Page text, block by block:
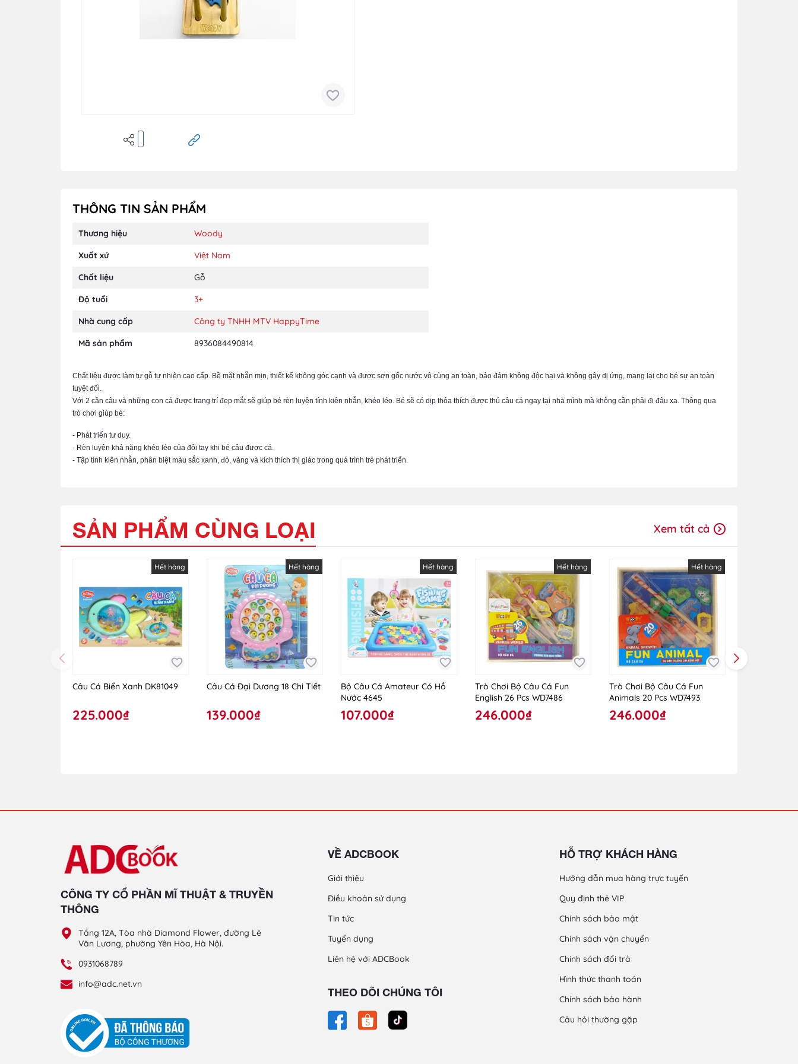
THÔNG TIN SẢN PHẨM
Thương hiệu Woody
Xuất xứ Việt Nam
Chất liệu Gỗ
Độ tuổi 3+
Nhà cung cấp Công ty TNHH MTV HappyTime
Mã sản phẩm 8936084490814
Chất liệu được làm tự gỗ tự nhiện cao cấp. Bề mặt nhẵn mịn, thiết kế không góc cạnh và được sơn gốc nước vô cùng an toàn, bảo đảm không độc hại và không gây dị ứng, mang lại cho bé sự an toàn
tuyệt đối.
Với 2 cần câu và những con cá được trang trí đẹp mắt sẽ giúp bé rèn luyện tính kiên nhẫn, khéo léo. Bé sẽ có dịp thỏa thích được thú câu cá ngay tại nhà mình mà không cần phải đi đâu xa. Thông qua
trò chơi giúp bé:
- Phát triển tư duy.
- Rèn luyện khả năng khéo léo của đôi tay khi bé câu được cá.
- Tập tính kiên nhẫn, phân biệt màu sắc xanh, đỏ, vàng và kích thích thị giác trong quá trình trẻ phát triển.
SẢN PHẨM CÙNG LOẠI Xem tất cả
Hết hàng
Câu Cá Biển Xanh DK81049
225.000₫
Hết hàng
Câu Cá Đại Dương 18 Chi Tiết
139.000₫
Hết hàng
Bộ Câu Cá Amateur Có Hồ
Nước 4645
107.000₫
Hết hàng
Trò Chơi Bộ Câu Cá Fun
English 26 Pcs WD7486
246.000₫
Hết hàng
Trò Chơi Bộ Câu Cá Fun
Animals 20 Pcs WD7493
246.000₫
CÔNG TY CỔ PHẦN MĨ THUẬT & TRUYỀN
THÔNG
Tầng 12A, Tòa nhà Diamond Flower, đường Lê
Văn Lương, phường Yên Hòa, Hà Nội.
0931068789
info@adc.net.vn
VỀ ADCBOOK
Giới thiệu
Điều khoản sử dụng
Tin tức
Tuyển dụng
Liên hệ với ADCBook
THEO DÕI CHÚNG TÔI
HỖ TRỢ KHÁCH HÀNG
Hướng dẫn mua hàng trực tuyến
Quy định thẻ VIP
Chính sách bảo mật
Chính sách vận chuyển
Chính sách đổi trả
Hình thức thanh toán
Chính sách bảo hành
Câu hỏi thường gặp